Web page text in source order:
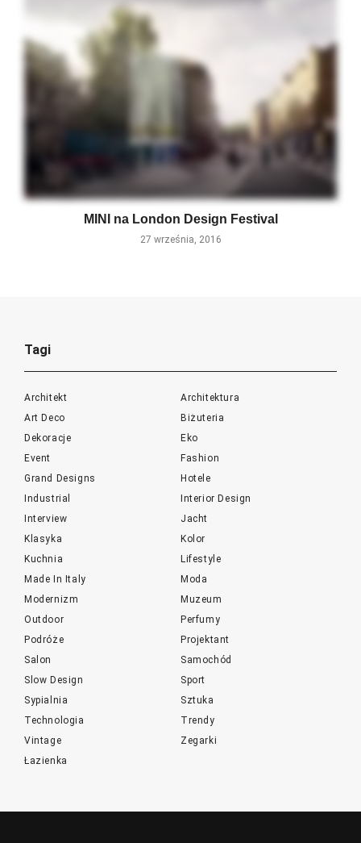
MINI na London Design Festival
27 września, 2016
Tagi
Architekt
Architektura
Art Deco
Biżuteria
Dekoracje
Eko
Event
Fashion
Grand Designs
Hotele
Industrial
Interior Design
Interview
Jacht
Klasyka
Kolor
Kuchnia
Lifestyle
Made In Italy
Moda
Modernizm
Muzeum
Outdoor
Perfumy
Podróże
Projektant
Salon
Samochód
Slow Design
Sport
Sypialnia
Sztuka
Technologia
Trendy
Vintage
Zegarki
Łazienka